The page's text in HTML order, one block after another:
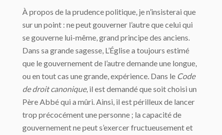
À propos de la prudence politique, je n’insisterai que
sur un point : ne peut gouverner l’autre que celui qui
se gouverne lui-même, grand principe des anciens.
Dans sa grande sagesse, L’Église a toujours estimé
que le gouvernement de l’autre demande une longue,
ou en tout cas une grande, expérience. Dans le Code
de droit canonique, il est demandé que soit choisi un
Père Abbé qui a mûri. Ainsi, il est périlleux de lancer
trop précocément une personne ; la capacité de
gouvernement ne peut s’exercer fructueusement et